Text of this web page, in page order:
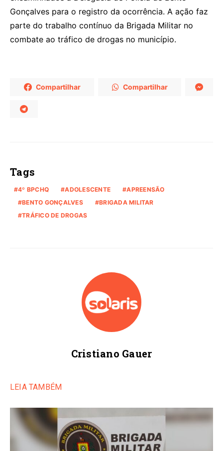
Gonçalves para o registro da ocorrência. A ação faz
parte do trabalho contínuo da Brigada Militar no
combate ao tráfico de drogas no município.
Compartilhar Compartilhar
Tags
4º BPCHQ ADOLESCENTE
APREENSÃO
BENTO GONÇALVES
BRIGADA MILITAR
TRÁFICO DE DROGAS
Cristiano Gauer
LEIA TAMBÉM